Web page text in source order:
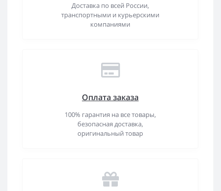
Доставка по всей России,
транспортными и курьерскими
компаниями
Оплата заказа
100% гарантия на все товары,
безопасная доставка,
оригинальный товар